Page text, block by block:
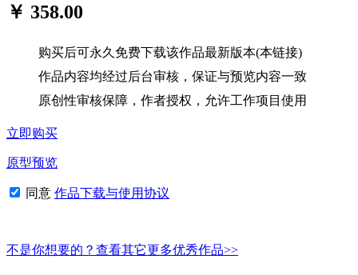
￥ 358.00
购买后可永久免费下载该作品最新版本(本链接)
作品内容均经过后台审核，保证与预览内容一致
原创性审核保障，作者授权，允许工作项目使用
立即购买
原型预览
同意 作品下载与使用协议
不是你想要的？查看其它更多优秀作品>>